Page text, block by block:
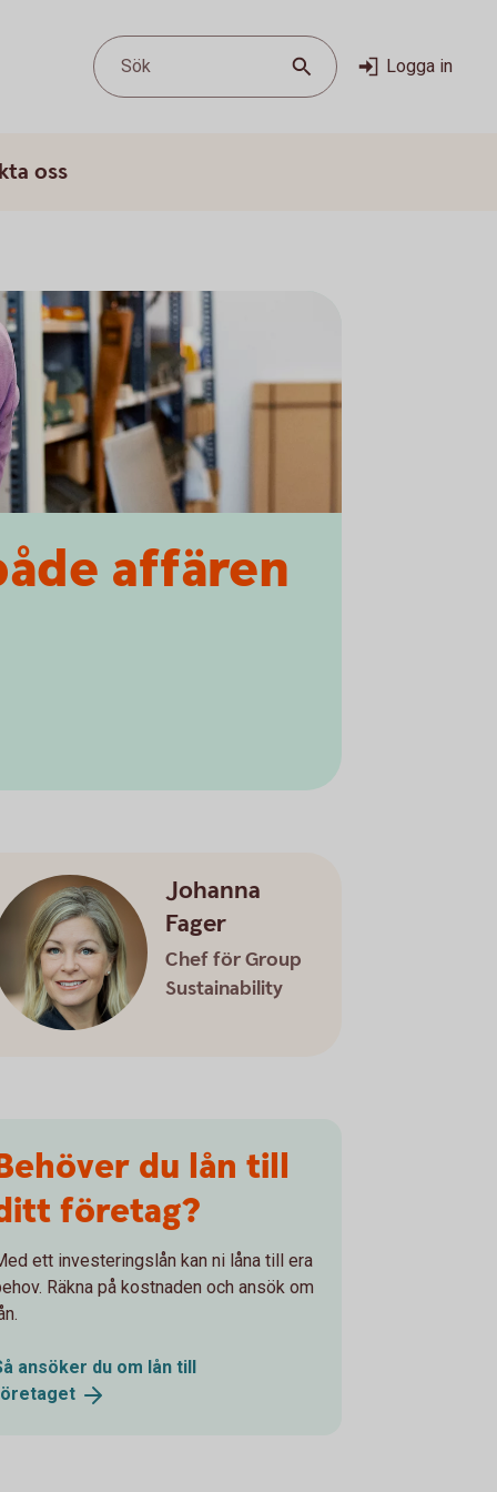
Sök Logga in
oss
affären
Johanna
Fager
Chef för Group
Sustainability
du lån till
företag?
ett investeringslån kan ni låna till era
Räkna på kostnaden och ansök om
ansöker du om lån till